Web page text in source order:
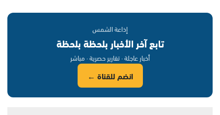
إذاعة الشمس
تابع آخر الأخبار بلحظة بلحظة
أخبار عاجلة · تقارير حصرية · مباشر
انضم للقناة ←